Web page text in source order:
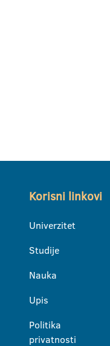
Korisni linkovi
Univerzitet
Studije
Nauka
Upis
Politika
privatnosti